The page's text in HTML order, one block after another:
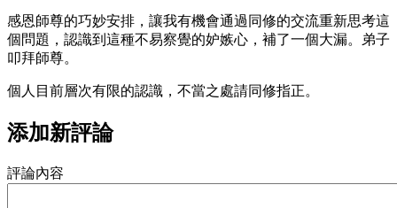
感恩師尊的巧妙安排，讓我有機會通過同修的交流重新思考這
個問題，認識到這種不易察覺的妒嫉心，補了一個大漏。弟子
叩拜師尊。
個人目前層次有限的認識，不當之處請同修指正。
添加新評論
評論內容